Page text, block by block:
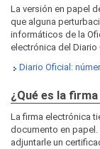
La versión en papel
que alguna
informáticos de la
electrónica del Diario
Diario Oficial:
¿Qué es la
La firma electrónica
documento en papel.
adjuntarle un